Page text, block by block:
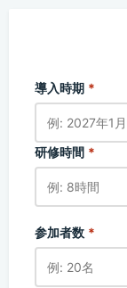
導入時期 *
研修時間 *
参加者数 *